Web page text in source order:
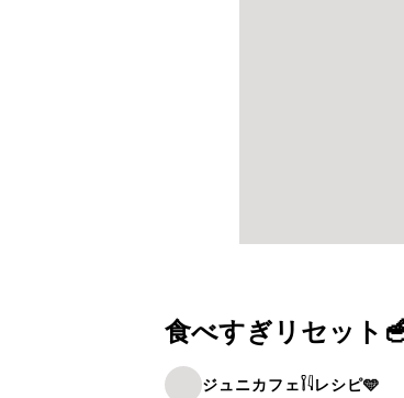
食べすぎリセット
ジュニカフェ𓌉𓇋レシピ🩵